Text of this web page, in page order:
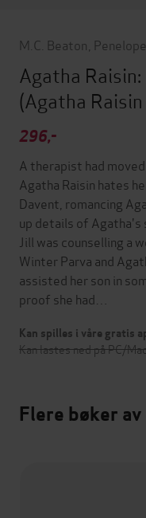
M.C. Beaton
Agatha
(Agatha
296,-
A therapist had
Agatha Raisin hates
Davent, romancing
up details of Agatha's
Jill was counselling a
Winter Parva and
assisted her son in
proof she had…
Kan spilles i våre gratis
Kan lastes ned på PC/
Flere bøker